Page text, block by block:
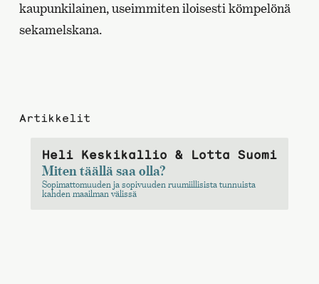
kaupunkilainen, useimmiten iloisesti kömpelönä
sekamelskana.
Artikkelit
Heli Keskikallio & Lotta Suomi
Miten täällä saa olla?
Sopimattomuuden ja sopivuuden ruumiillisista tunnuista
kahden maailman välissä